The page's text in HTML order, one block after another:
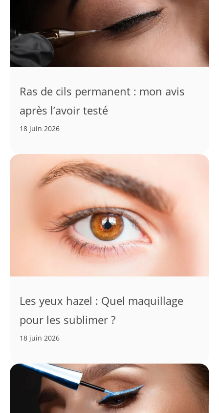
Ras de cils permanent : mon avis
après l’avoir testé
18 juin 2026
Les yeux hazel : Quel maquillage
pour les sublimer ?
18 juin 2026